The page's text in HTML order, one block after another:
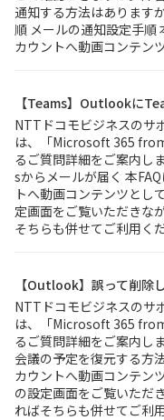
通知する方法はあります
順 メールの通知設定手順
カウントへ動画コンテン
【Teams】Outlookに
NTTドコモビジネスのサ
は、「Microsoft 365
るご質問詳細をご案内
sからメールが届く 本
トへ動画コンテンツとし
定画面をご覧いただきな
そちらも併せてご利用く
【Outlook】誤って削除
NTTドコモビジネスのサ
は、「Microsoft 365
るご質問詳細をご案内し
会議の予定を復元する方
カウントへ動画コンテン
の設定画面をご覧いただ
ればそちらも併せてご利